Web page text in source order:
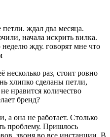
ждал два месяца.
начала искрить вилка.
жду. говорят мне что
несколько раз, стоит ровно
хлипко сделаны петли,
нравится количество
бренд?
она не работает. Столько
проблему. Пришлось
звоня во все инстанции. В